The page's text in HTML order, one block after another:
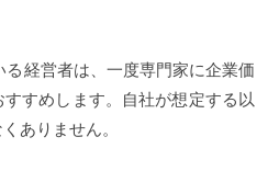
経営者は、一度専門家に企業価
すめします。自社が想定する以
ありません。